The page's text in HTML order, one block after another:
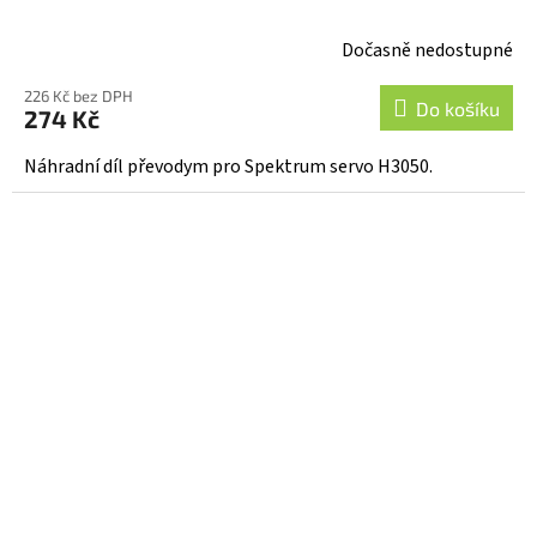
Dočasně nedostupné
226 Kč bez DPH
274 Kč Do košíku
Náhradní díl převodym pro Spektrum servo H3050.